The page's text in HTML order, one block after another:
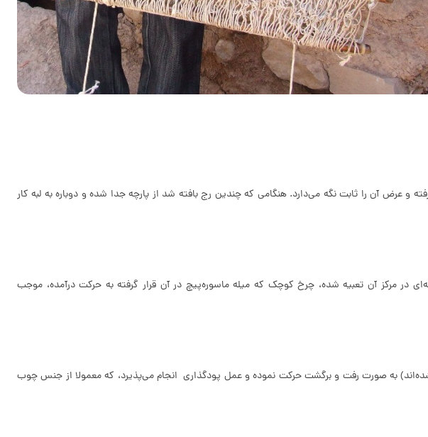
و عرض آن را ثابت نگه می‌دارد. هنگامی که چندین رج بافته شد از پارچه جدا شده و دوباره به لبه کار
مرکز آن تعبیه شده، چرخ کوچک که میله ماسوره‌پیچ در آن قرار گرفته به حرکت درآمده، موجب
شده‌اند) به صورت رفت و برگشت حرکت نموده و عمل پودگذاری انجام می‌پذیرد، که معمولا از جنس چوب